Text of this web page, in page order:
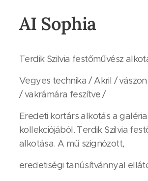
AI Sophia
Terdik Szilvia festőművész
Vegyes technika / Akril /
/ vakrámára feszítve /
Eredeti kortárs alkotás a galéria
kollekciójából. Terdik Szilvia
alkotása. A mű szignózott,
eredetiségi tanúsítvánnyal